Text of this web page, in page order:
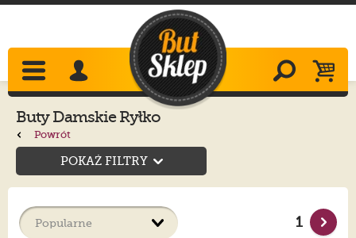
Buty Damskie Ryłko
Powrót
POKAŻ FILTRY
1